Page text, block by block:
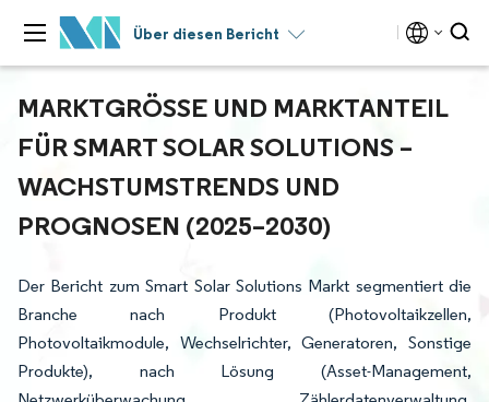
Über diesen Bericht
MARKTGRÖSSE UND MARKTANTEIL F
ÜR SMART SOLAR SOLUTIONS – W
ACHSTUMSTRENDS UND P
ROGNOSEN (2025–2030)
Der Bericht zum Smart Solar Solutions Markt segmentiert die
Branche nach Produkt (Photovoltaikzellen,
Photovoltaikmodule, Wechselrichter, Generatoren, Sonstige
Produkte), nach Lösung (Asset-Management,